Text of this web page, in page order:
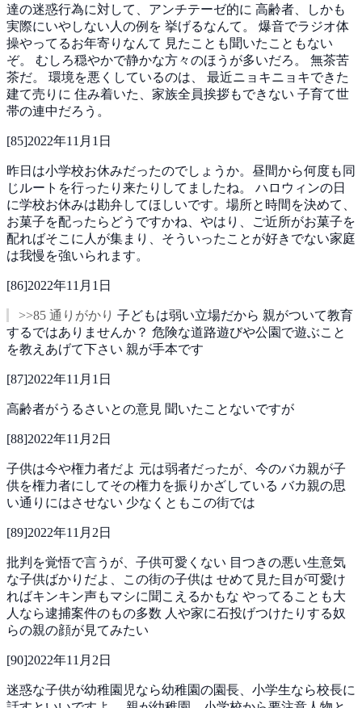
達の迷惑行為に対して、アンチテーゼ的に 高齢者、しかも
実際にいやしない人の例を 挙げるなんて。 爆音でラジオ体
操やってるお年寄りなんて 見たことも聞いたこともない
ぞ。 むしろ穏やかで静かな方々のほうが多いだろ。 無茶苦
茶だ。 環境を悪くしているのは、 最近ニョキニョキできた
建て売りに 住み着いた、家族全員挨拶もできない 子育て世
帯の連中だろう。
[85]2022年11月1日
昨日は小学校お休みだったのでしょうか。昼間から何度も同
じルートを行ったり来たりしてましたね。 ハロウィンの日
に学校お休みは勘弁してほしいです。場所と時間を決めて、
お菓子を配ったらどうですかね、やはり、ご近所がお菓子を
配ればそこに人が集まり、そういったことが好きでない家庭
は我慢を強いられます。
[86]2022年11月1日
>>85 通りがかり 子どもは弱い立場だから 親がついて教育
するではありませんか？ 危険な道路遊びや公園で遊ぶこと
を教えあげて下さい 親が手本です
[87]2022年11月1日
高齢者がうるさいとの意見 聞いたことないですが
[88]2022年11月2日
子供は今や権力者だよ 元は弱者だったが、今のバカ親が子
供を権力者にしてその権力を振りかざしている バカ親の思
い通りにはさせない 少なくともこの街では
[89]2022年11月2日
批判を覚悟で言うが、子供可愛くない 目つきの悪い生意気
な子供ばかりだよ、この街の子供は せめて見た目が可愛け
ればキンキン声もマシに聞こえるかもな やってることも大
人なら逮捕案件のもの多数 人や家に石投げつけたりする奴
らの親の顔が見てみたい
[90]2022年11月2日
迷惑な子供が幼稚園児なら幼稚園の園長、小学生なら校長に